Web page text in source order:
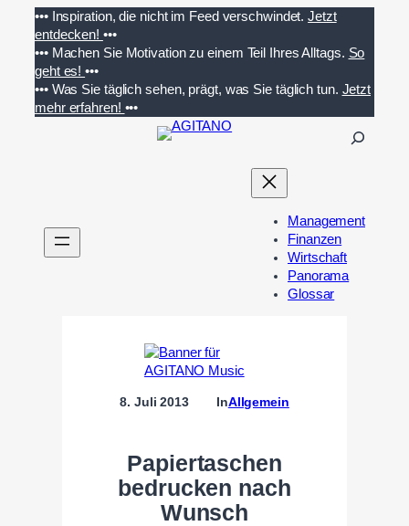
Inhalt
springen
••• Inspiration, die nicht im Feed verschwindet. Jetzt
entdecken! •••
••• Machen Sie Motivation zu einem Teil Ihres Alltags. So
geht es!•••
••• Was Sie täglich sehen, prägt, was Sie täglich tun. Jetzt
mehr erfahren! •••
n
Management
Finanzen
Wirtschaft
Panorama
Glossar
8. Juli 2013 InAllgemein
Papiertaschen
bedrucken nach
Wunsch